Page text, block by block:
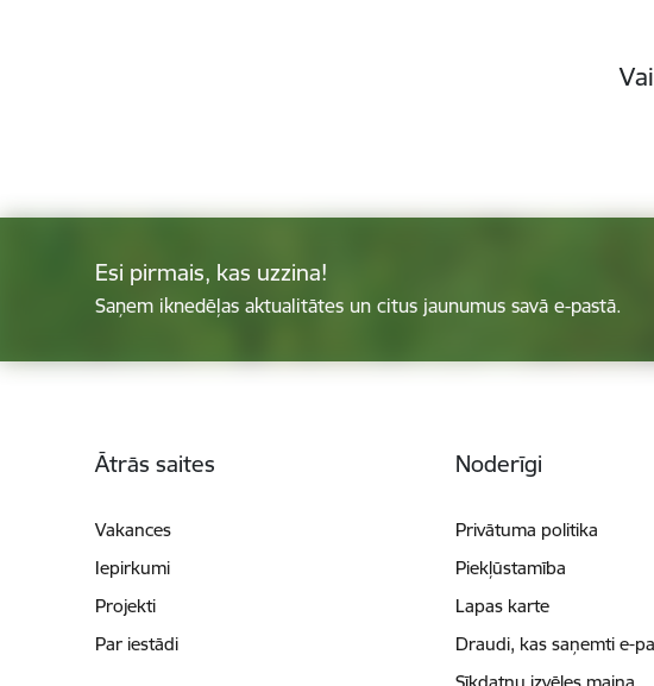
Esi pirmais, kas uzzina!
Saņem iknedēļas aktualitātes un citus jaunumus savā e-pastā.
Ātrās saites
Vakances
Iepirkumi
Projekti
Par iestādi
Noderīgi
Privātuma politika
Piekļūstamība
Lapas karte
Draudi, kas saņemti e-